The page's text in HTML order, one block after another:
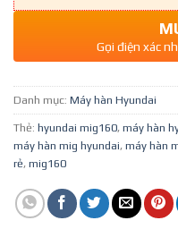
Gọi điện xác
Danh mục: Máy hàn Hyundai
Thẻ: hyundai mig160, máy hàn
máy hàn mig hyundai, máy hàn
rẻ, mig160